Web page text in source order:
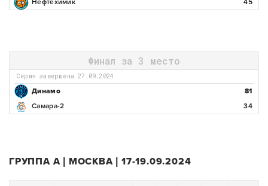
Нефтехимик 45
Финал за 3 место
Серия завершена 27.09.2024
Динамо
81
Самара-2
34
ГРУППА А | МОСКВА | 17-19.09.2024